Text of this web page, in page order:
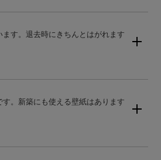
す。退去時にきちんとはがれます
す。新築にも使える壁紙はあります